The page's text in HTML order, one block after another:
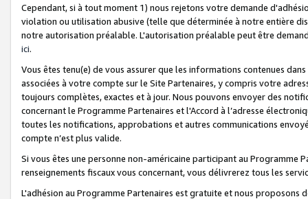
Cependant, si à tout moment 1) nous rejetons votre demande
violation ou utilisation abusive (telle que déterminée à notre entière
notre autorisation préalable. L'autorisation préalable peut être
ici.
Vous êtes tenu(e) de vous assurer que les informations contenues
associées à votre compte sur le Site Partenaires, y compris votre
toujours complètes, exactes et à jour. Nous pouvons envoyer des
concernant le Programme Partenaires et l'Accord à l’adresse
toutes les notifications, approbations et autres communications
compte n’est plus valide.
Si vous êtes une personne non-américaine participant au
renseignements fiscaux vous concernant, vous délivrerez tous les
L'adhésion au Programme Partenaires est gratuite et nous proposons